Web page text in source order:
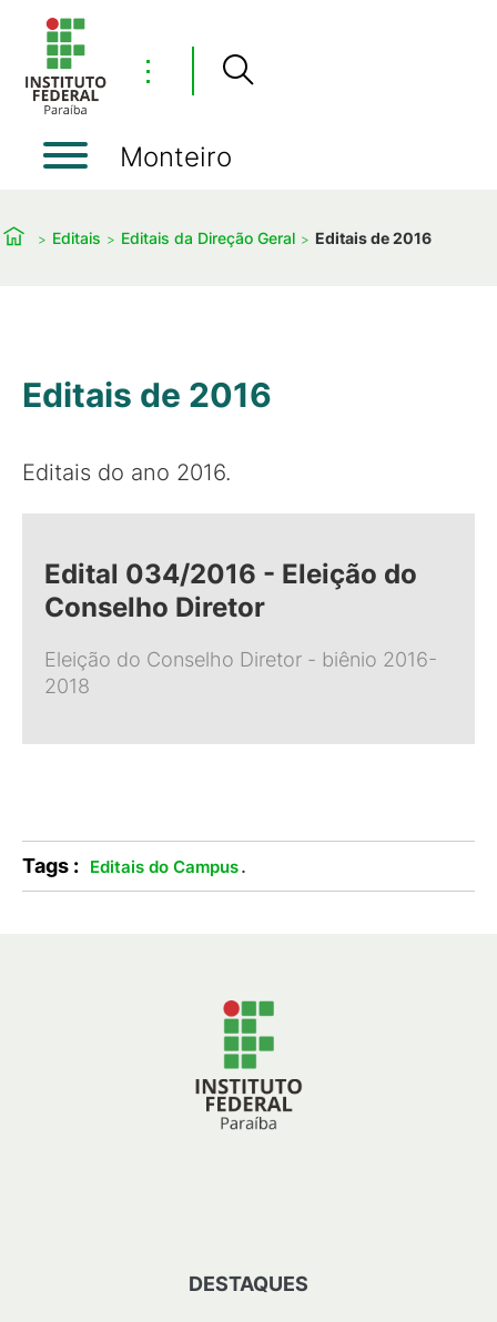
⋮
Monteiro
Editais Editais da Direção Geral Editais de 2016
Editais de 2016
Editais do ano 2016.
Edital 034/2016 - Eleição do
Conselho Diretor
Eleição do Conselho Diretor - biênio 2016-
2018
Tags : Editais do Campus.
DESTAQUES